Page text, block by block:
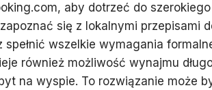
aby dotrzeć do
się z lokalnymi przepisami
wszelkie wymagania
również możliwość wynajmu
na wyspie. To rozwiązanie może